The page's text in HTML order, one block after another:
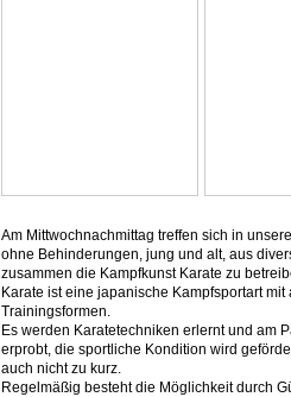
Am Mittwochnachmittag treffen sich in
ohne Behinderungen, jung und alt, aus
zusammen die Kampfkunst Karate zu
Karate ist eine japanische Kampfsportart
Trainingsformen.
Es werden Karatetechniken erlernt und am
erprobt, die sportliche Kondition wird
auch nicht zu kurz.
Regelmäßig besteht die Möglichkeit durch